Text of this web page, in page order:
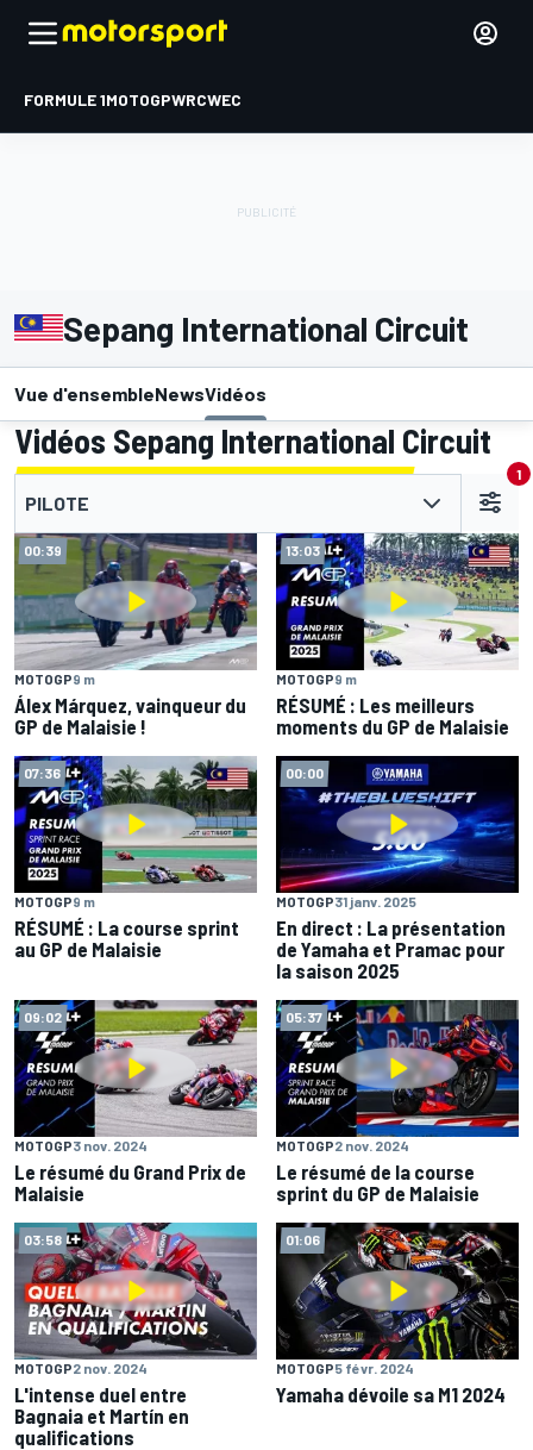
FORMULE 1MOTOGPWRCWEC
Sepang International Circuit
Vue d'ensembleNewsVidéos
Vidéos Sepang International Circuit
PILOTE
1
00:39
MOTOGP9 m
Álex Márquez, vainqueur du
GP de Malaisie !
13:03
MOTOGP9 m
RÉSUMÉ : Les meilleurs
moments du GP de Malaisie
07:36
MOTOGP9 m
RÉSUMÉ : La course sprint
au GP de Malaisie
00:00
MOTOGP31 janv. 2025
En direct : La présentation
de Yamaha et Pramac pour
la saison 2025
09:02
MOTOGP3 nov. 2024
Le résumé du Grand Prix de
Malaisie
05:37
MOTOGP2 nov. 2024
Le résumé de la course
sprint du GP de Malaisie
03:58
MOTOGP2 nov. 2024
L'intense duel entre
Bagnaia et Martín en
qualifications
01:06
MOTOGP5 févr. 2024
Yamaha dévoile sa M1 2024